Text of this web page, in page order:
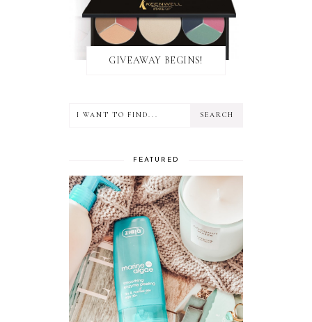
GIVEAWAY BEGINS!
FEATURED